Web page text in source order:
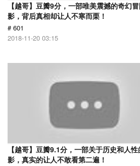
【越哥】豆瓣9分，一部唯美震撼的奇幻
影，背后真相却让人不寒而栗！
# 601
2018-11-20 03:15
【越哥】豆瓣9.1分，一部关于历史和人
影，真实的让人不敢看第二遍！